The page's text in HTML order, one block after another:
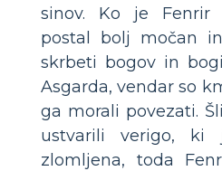
sinov. Ko je Fenrir
postal bolj močan
skrbeti bogov in
Asgarda, vendar so
ga morali povezati.
ustvarili verigo,
zlomljena, toda